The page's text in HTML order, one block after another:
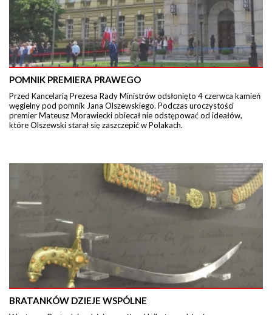
POMNIK PREMIERA PRAWEGO
Przed Kancelarią Prezesa Rady Ministrów odsłonięto 4 czerwca kamień
węgielny pod pomnik Jana Olszewskiego. Podczas uroczystości
premier Mateusz Morawiecki obiecał nie odstępować od ideałów,
które Olszewski starał się zaszczepić w Polakach.
BRATANKÓW DZIEJE WSPÓLNE